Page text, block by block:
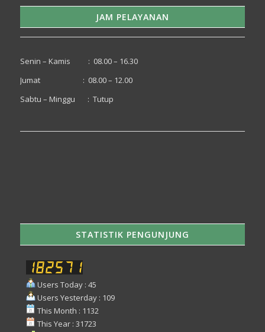
JAM PELAYANAN
Senin – Kamis : 08.00 – 16.30
Jumat : 08.00 – 12.00
Sabtu – Minggu : Tutup
STATISTIK PENGUNJUNG
Users Today : 45
Users Yesterday : 109
This Month : 1132
This Year : 31723